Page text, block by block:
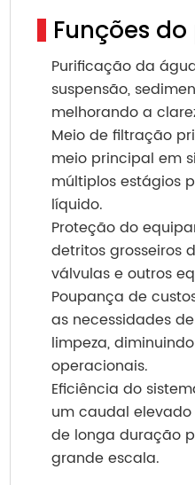
Funções
Purificação da
suspensão,
melhorando a
Meio de filtração
meio principal em
múltiplos estágios
líquido.
Proteção do
detritos grosseiros
válvulas e outros
Poupança de
as necessidades
limpeza,
operacionais.
Eficiência do
um caudal
de longa duração
grande escala.